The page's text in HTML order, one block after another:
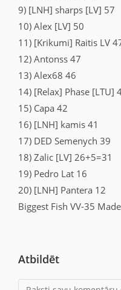
9) [LNH] sharps [LV] 57
10) Alex [LV] 50
11) [Krikumi] Raitis LV
12) Antonss 47
13) Alex68 46
14) [Relax] Phase [LTU]
15) Capa 42
16) [LNH] kamis 41
17) DED Semenych 39
18) Zalic [LV] 26+5=31
19) Pedro Lat 16
20) [LNH] Pantera 12
Biggest Fish VV-35
Atbildēt